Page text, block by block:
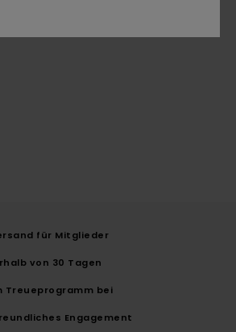
für Mitglieder
von 30 Tagen
Treueprogramm bei
Engagement